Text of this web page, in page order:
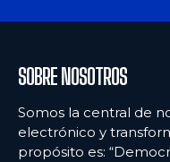
Ecommercenews
PERÚ
ARGENTINA
Ecommercenews
PERÚ
ARGENTINA
SOBRE NOSOTROS
Somos la central de
electrónico y
propósito es: